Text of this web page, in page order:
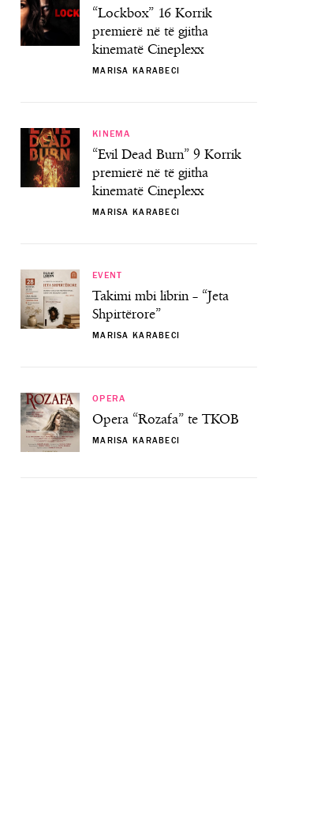
“Lockbox” 16 Korrik
premierë në të gjitha
kinematë Cineplexx
MARISA KARABECI
KINEMA
“Evil Dead Burn” 9 Korrik
premierë në të gjitha
kinematë Cineplexx
MARISA KARABECI
EVENT
Takimi mbi librin – “Jeta
Shpirtërore”
MARISA KARABECI
OPERA
Opera “Rozafa” te TKOB
MARISA KARABECI